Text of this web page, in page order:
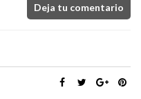
Deja tu comentario